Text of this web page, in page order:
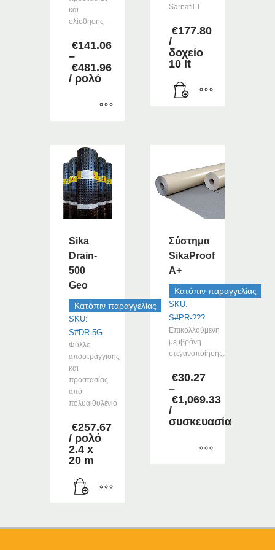
και
ολίσθησης
€141.06
–
€481.96
Price
range:
€141.06
/ ρολό
έχει
πολλαπλές
παραλλαγές.
επιλογές
επιλεγούν
σελίδα
προϊόντος
Sarnafil T
€177.80
/
δοχείο
10 lt
Sika
Drain-
500
Geo
Κατόπιν παραγγελίας
SKU:
S#DR-5G
Φύλλο
αποστράγγισης
και
προστασίας
από
πολυαιθυλένιο
€257.67
/ ρολό
2.4 x
20 m
Σύστημα
SikaProof
A+
Κατόπιν παραγγελίας
SKU:
S#PR-???
Επικολλούμενη
μεμβράνη
στεγανοποίησης.
€30.27
–
€1,069.33
Price
range:
through
/
συσκευασία